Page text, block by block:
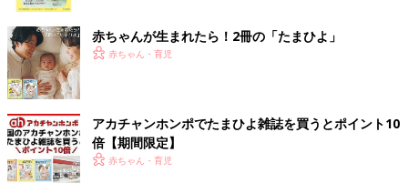
「それ！ワカチコ！ワカチコ」というフレーズは一度聞くと忘れません。（ゆって
ぃさんInstagramより）
――そこからどういう経緯でピン芸人“ゆってぃ”が誕生したので
しょうか？
ゆってぃ 3
でトリオを解散しました。当時は30歳まで芸人
やって芽が出なかったら辞めたほうがいいという雰囲気があった
ので先代の社長に、「もう辞めます」と言いにいきました。する
と社長に「ピンでやればいいじゃないか」と簡単に言われ、その
赤ちゃんが生まれたら！2冊の「たまひよ」
赤ちゃん・育児
アカチャンホンポでたまひよ雑誌を買うとポイント10
倍【期間限定】
赤ちゃん・育児